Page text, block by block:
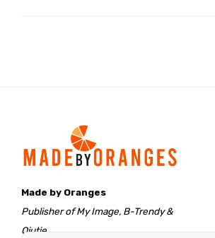
Made by Oranges
Publisher of My Image, B-Trendy &
Qjutie